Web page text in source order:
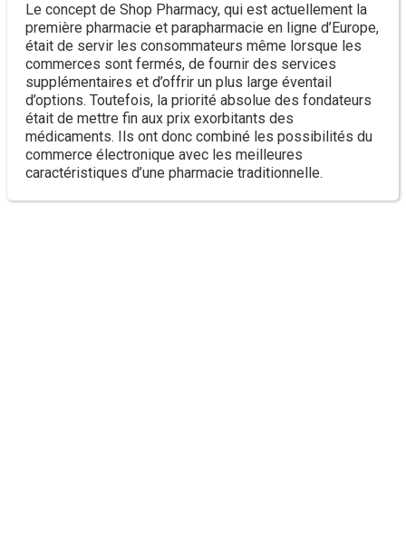
Le concept de Shop Pharmacy, qui est actuellement la
première pharmacie et parapharmacie en ligne d’Europe,
était de servir les consommateurs même lorsque les
commerces sont fermés, de fournir des services
supplémentaires et d’offrir un plus large éventail
d’options. Toutefois, la priorité absolue des fondateurs
était de mettre fin aux prix exorbitants des
médicaments. Ils ont donc combiné les possibilités du
commerce électronique avec les meilleures
caractéristiques d’une pharmacie traditionnelle.